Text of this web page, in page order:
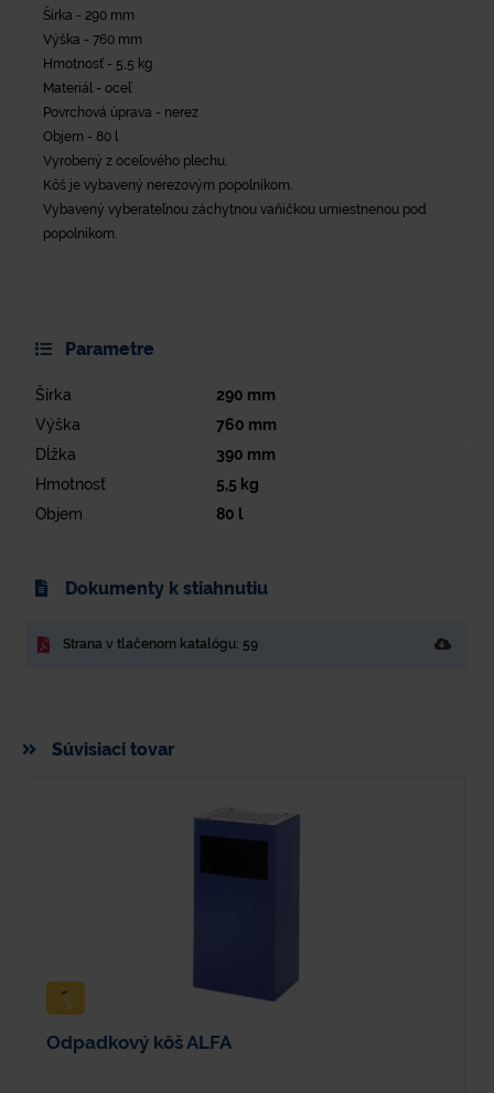
Šírka - 290 mm
Výška - 760 mm
Hmotnosť - 5,5 kg
Materiál - oceľ
Povrchová úprava - nerez
Objem - 80 l
Vyrobený z oceľového plechu.
Kôš je vybavený nerezovým popolníkom.
Vybavený vyberateľnou záchytnou vaňičkou umiestnenou pod
popolníkom.
Parametre
Šírka 290 mm
Výška
760 mm
Dĺžka
390 mm
Hmotnosť
5,5 kg
Objem
80 l
Dokumenty k stiahnutiu
Strana v tlačenom katalógu: 59
Súvisiaci tovar
Odpadkový kôš ALFA